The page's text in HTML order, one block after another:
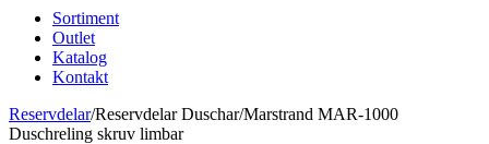
Sortiment
Outlet
Katalog
Kontakt
Reservdelar/Reservdelar Duschar/Marstrand MAR-1000
Duschreling skruv limbar